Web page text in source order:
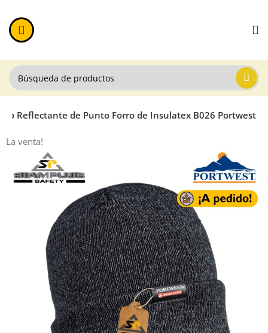
Reflectante de Punto Forro de Insulatex B026 Portwest
La venta!